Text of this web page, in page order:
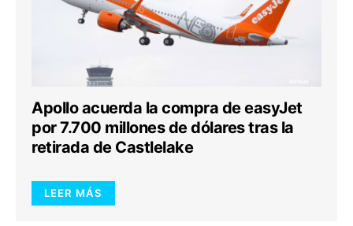
Apollo acuerda la compra de easyJet
por 7.700 millones de dólares tras la
retirada de Castlelake
LEER MÁS